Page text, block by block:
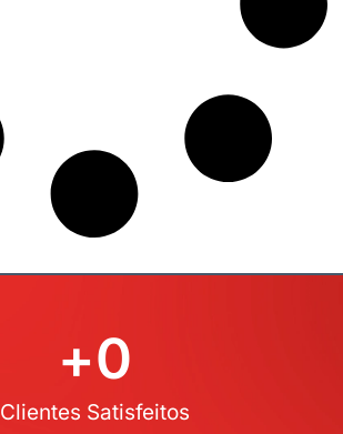
Clientes Satisfeitos
+0